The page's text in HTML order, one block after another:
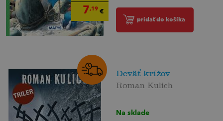
7,19€
pridať do košíka
Deväť krížov
Roman Kulich
Na sklade